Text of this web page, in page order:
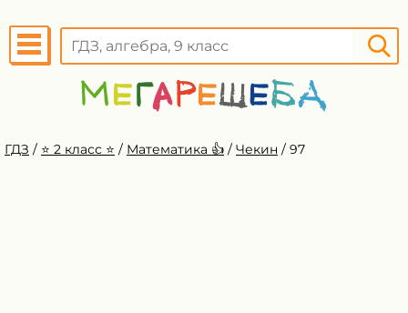
ГДЗ / ⭐️ 2 класс ⭐️ / Математика 👍 / Чекин / 97